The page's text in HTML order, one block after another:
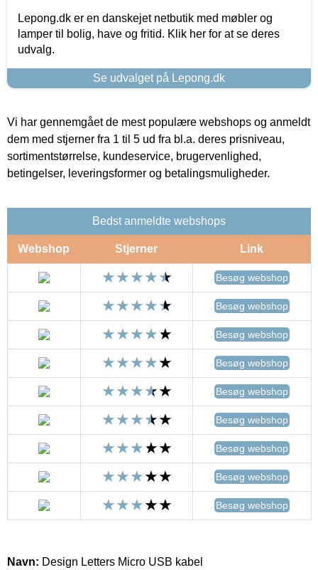
Lepong.dk er en danskejet netbutik med møbler og
lamper til bolig, have og fritid. Klik her for at se deres
udvalg.
Se udvalget på Lepong.dk
Vi har gennemgået de mest populære webshops og anmeldt
dem med stjerner fra 1 til 5 ud fra bl.a. deres prisniveau,
sortimentstørrelse, kundeservice, brugervenlighed,
betingelser, leveringsformer og betalingsmuligheder.
Bedst anmeldte webshops
Webshop Stjerner Link
Besøg webshop
Besøg webshop
Besøg webshop
Besøg webshop
Besøg webshop
Besøg webshop
Besøg webshop
Besøg webshop
Besøg webshop
Navn: Design Letters Micro USB kabel